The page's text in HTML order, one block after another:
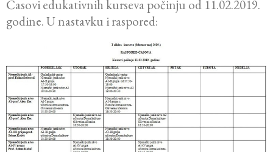
Časovi edukativnih kurseva počinju od 11.02.2019.
godine. U nastavku i raspored: